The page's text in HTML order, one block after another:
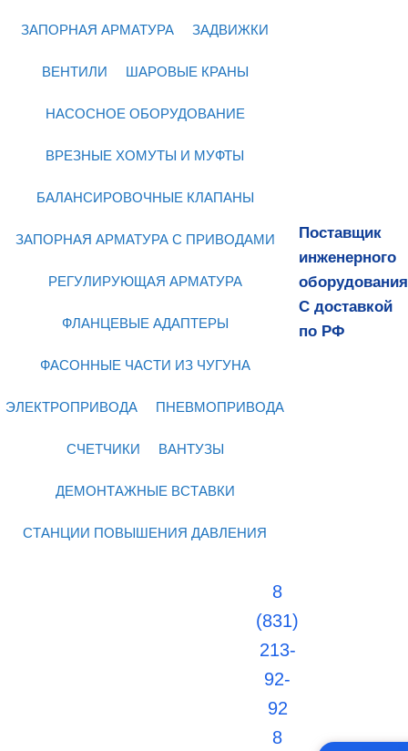
ЗАПОРНАЯ АРМАТУРА ЗАДВИЖКИ
ВЕНТИЛИ ШАРОВЫЕ КРАНЫ
НАСОСНОЕ ОБОРУДОВАНИЕ
ВРЕЗНЫЕ ХОМУТЫ И МУФТЫ
БАЛАНСИРОВОЧНЫЕ КЛАПАНЫ
ЗАПОРНАЯ АРМАТУРА С ПРИВОДАМИ
РЕГУЛИРУЮЩАЯ АРМАТУРА
ФЛАНЦЕВЫЕ АДАПТЕРЫ
ФАСОННЫЕ ЧАСТИ ИЗ ЧУГУНА
ЭЛЕКТРОПРИВОДА ПНЕВМОПРИВОДА
СЧЕТЧИКИ ВАНТУЗЫ
ДЕМОНТАЖНЫЕ ВСТАВКИ
СТАНЦИИ ПОВЫШЕНИЯ ДАВЛЕНИЯ
Поставщик
инженерного
оборудования
С доставкой
по РФ
8
(831)
213-
92-
92
8